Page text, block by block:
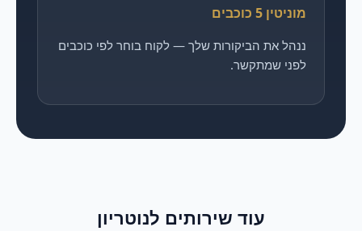
מוניטין 5 כוכבים
ננהל את הביקורות שלך — לקוח בוחר לפי כוכבים
לפני שמתקשר.
עוד שירותים לנוטריון